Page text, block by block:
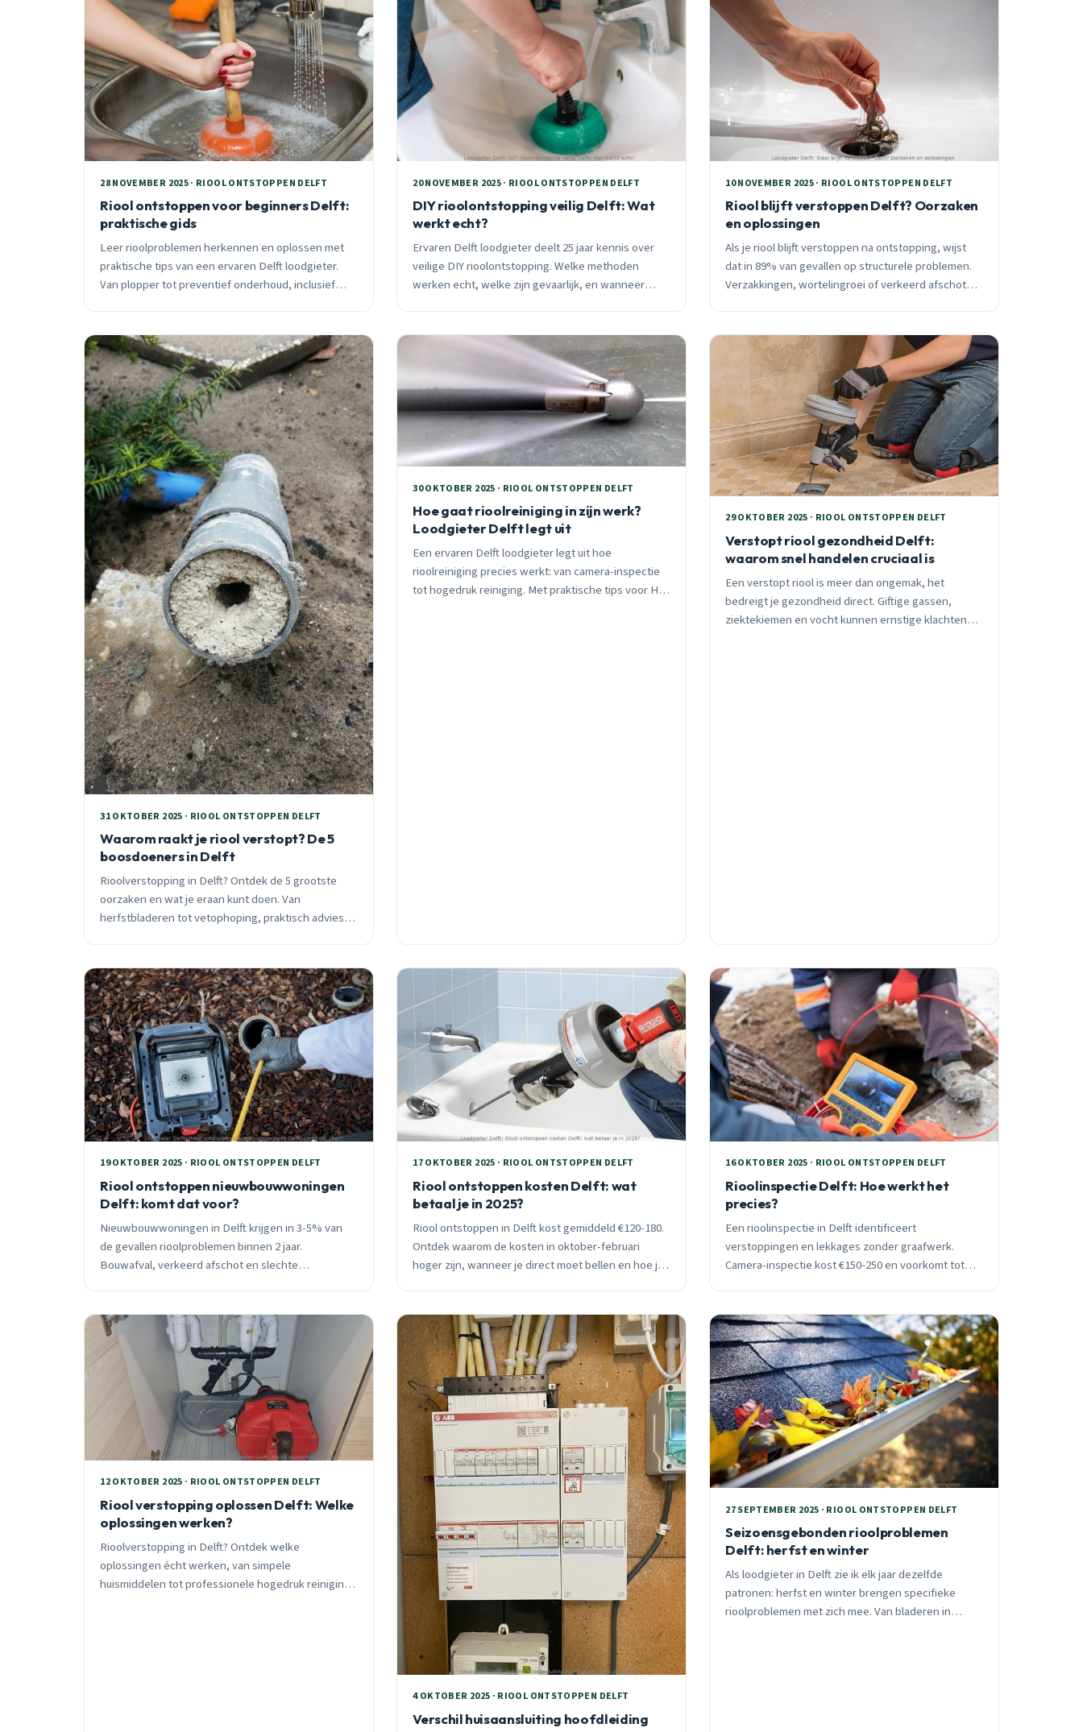
28 NOVEMBER 2025 · RIOOL ONTSTOPPEN DELFT
Riool ontstoppen voor beginners Delft:
praktische gids
Leer rioolproblemen herkennen en oplossen met
praktische tips van een ervaren Delft loodgieter.
Van plopper tot preventief onderhoud, inclusief
20 NOVEMBER 2025 · RIOOL ONTSTOPPEN DELFT
DIY rioolontstopping veilig Delft: Wat
werkt echt?
Ervaren Delft loodgieter deelt 25 jaar kennis over
veilige DIY rioolontstopping. Welke methoden
werken echt, welke zijn gevaarlijk, en wanneer
10 NOVEMBER 2025 · RIOOL ONTSTOPPEN DELFT
Riool blijft verstoppen Delft? Oorzaken
en oplossingen
Als je riool blijft verstoppen na ontstopping, wijst
dat in 89% van gevallen op structurele problemen.
Verzakkingen, wortelingroei of verkeerd afschot
31 OKTOBER 2025 · RIOOL ONTSTOPPEN DELFT
Waarom raakt je riool verstopt? De 5
boosdoeners in Delft
Rioolverstopping in Delft? Ontdek de 5 grootste
oorzaken en wat je eraan kunt doen. Van
herfstbladeren tot vetophoping, praktisch advies
30 OKTOBER 2025 · RIOOL ONTSTOPPEN DELFT
Hoe gaat rioolreiniging in zijn werk?
Loodgieter Delft legt uit
Een ervaren Delft loodgieter legt uit hoe
rioolreiniging precies werkt: van camera-inspectie
tot hogedruk reiniging. Met praktische tips voor Hof
29 OKTOBER 2025 · RIOOL ONTSTOPPEN DELFT
Verstopt riool gezondheid Delft:
waarom snel handelen cruciaal is
Een verstopt riool is meer dan ongemak, het
bedreigt je gezondheid direct. Giftige gassen,
ziektekiemen en vocht kunnen ernstige klachten
19 OKTOBER 2025 · RIOOL ONTSTOPPEN DELFT
Riool ontstoppen nieuwbouwwoningen
Delft: komt dat voor?
Nieuwbouwwoningen in Delft krijgen in 3-5% van
de gevallen rioolproblemen binnen 2 jaar.
Bouwafval, verkeerd afschot en slechte
17 OKTOBER 2025 · RIOOL ONTSTOPPEN DELFT
Riool ontstoppen kosten Delft: wat
betaal je in 2025?
Riool ontstoppen in Delft kost gemiddeld €120-180.
Ontdek waarom de kosten in oktober-februari
hoger zijn, wanneer je direct moet bellen en hoe je
16 OKTOBER 2025 · RIOOL ONTSTOPPEN DELFT
Rioolinspectie Delft: Hoe werkt het
precies?
Een rioolinspectie in Delft identificeert
verstoppingen en lekkages zonder graafwerk.
Camera-inspectie kost €150-250 en voorkomt tot
12 OKTOBER 2025 · RIOOL ONTSTOPPEN DELFT
Riool verstopping oplossen Delft: Welke
oplossingen werken?
Rioolverstopping in Delft? Ontdek welke
oplossingen écht werken, van simpele
huismiddelen tot professionele hogedruk reiniging
4 OKTOBER 2025 · RIOOL ONTSTOPPEN DELFT
Verschil huisaansluiting hoofdleiding
27 SEPTEMBER 2025 · RIOOL ONTSTOPPEN DELFT
Seizoensgebonden rioolproblemen
Delft: herfst en winter
Als loodgieter in Delft zie ik elk jaar dezelfde
patronen: herfst en winter brengen specifieke
rioolproblemen met zich mee. Van bladeren in